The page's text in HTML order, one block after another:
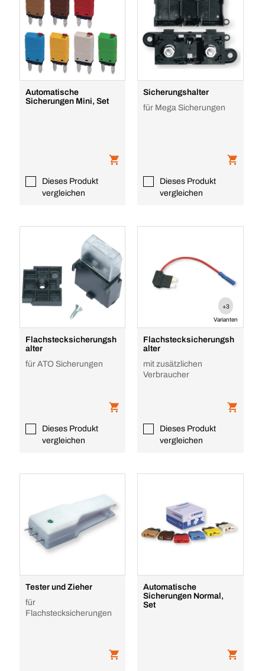
Automatische
Sicherungen Mini, Set
Dieses Produkt
vergleichen
Sicherungshalter
für Mega Sicherungen
Dieses Produkt
vergleichen
Flachstecksicherungsh
alter
für ATO Sicherungen
Dieses Produkt
vergleichen
+3
Varianten
Flachstecksicherungsh
alter
mit zusätzlichen
Verbraucher
Dieses Produkt
vergleichen
Tester und Zieher
für
Flachstecksicherungen
Automatische
Sicherungen Normal,
Set